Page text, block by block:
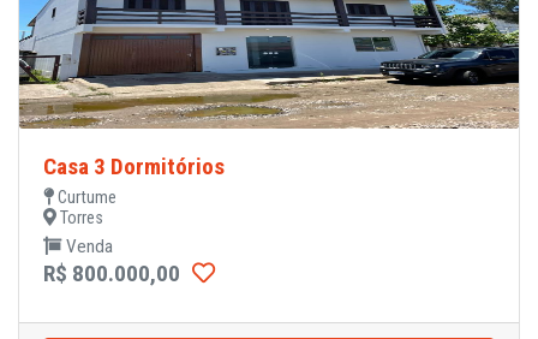
Casa 3 Dormitórios
Curtume
Torres
Venda
R$ 800.000,00